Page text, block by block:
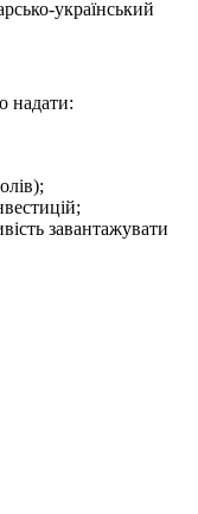
український
надати:
завантажувати